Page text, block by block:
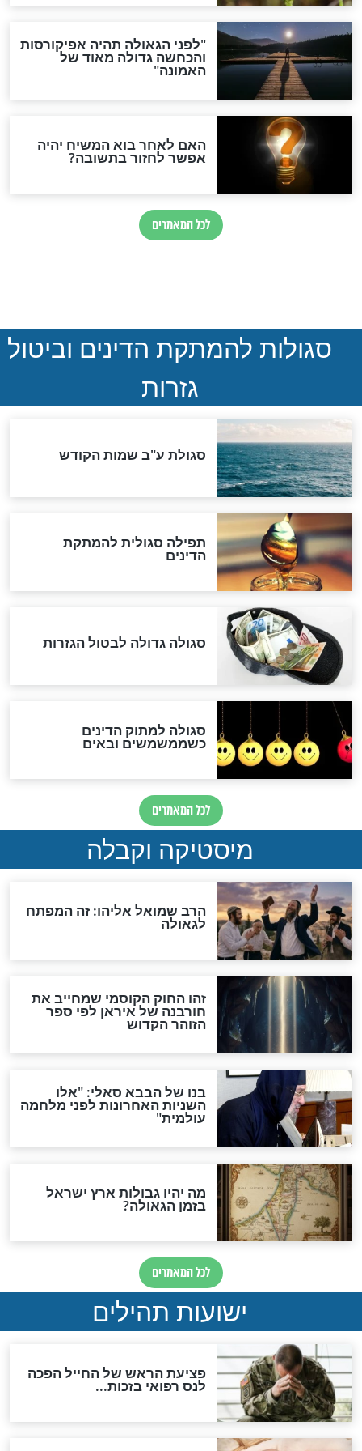
שנגע בו אדם
ידיו בבוקר?
האם גם במקרר צריך לעשות
חדשות יהדות
הותר לפרסום: לוחמי מילואים
המסמך האבוד שנחשף
במרתפי מוסקבה: כתב היד
הנדיר של הרשב"ם התגלה
"מודה לקב"ה על כל השנים"
לכל המאמרים
אחרית הימים
האם אפשר לחשב את הקץ?
מה יהיה בימות המשיח?
"לפני הגאולה תהיה אפיקורסות
והכחשה גדולה מאוד של
האמונה"
האם לאחר בוא המשיח יהיה
אפשר לחזור בתשובה?
לכל המאמרים
להמתקת הדינים וביטול
גזרות